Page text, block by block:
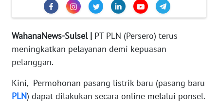
WahanaNews-Sulsel | PT PLN (Persero) terus
meningkatkan pelayanan demi kepuasan
pelanggan.
Kini, Permohonan pasang listrik baru (pasang baru
PLN) dapat dilakukan secara online melalui ponsel.
MEDIA
SIBER
KARIR